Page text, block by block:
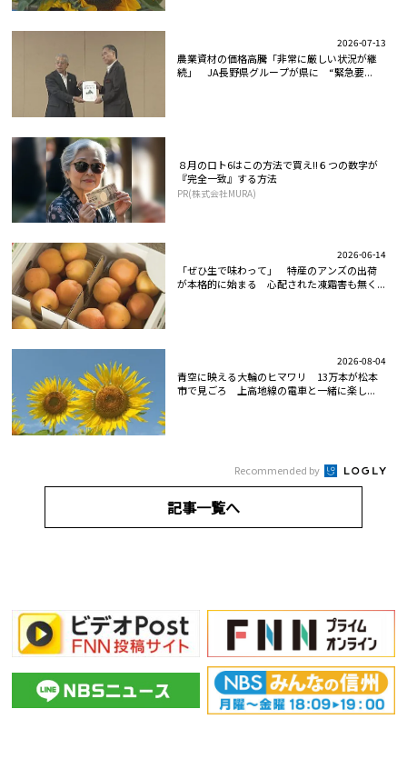
2026-07-13
農業資材の価格高騰「非常に厳しい状況が継
続」 JA長野県グループが県に “緊急要...
８月のロト6はこの方法で買え!!６つの数字が
『完全一致』する方法
PR(株式会社MURA)
2026-06-14
「ぜひ生で味わって」 特産のアンズの出荷
が本格的に始まる 心配された凍霜害も無く...
2026-08-04
青空に映える大輪のヒマワリ 13万本が松本
市で見ごろ 上高地線の電車と一緒に楽し...
Recommended by
記事一覧へ